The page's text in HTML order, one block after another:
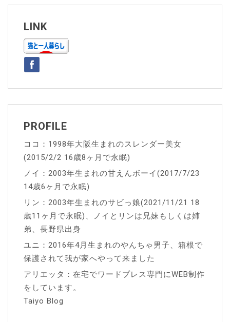
ビ
ゲ
ー
シ
ョ
ン
LINK
PROFILE
ココ：1998年大阪生まれのスレンダー美女
(2015/2/2 16歳8ヶ月で永眠)
ノイ：2003年生まれの甘えんボーイ(2017/7/23
14歳6ヶ月で永眠)
リン：2003年生まれのサビっ娘(2021/11/21 18
歳11ヶ月で永眠)、ノイとリンは兄妹もしくは姉
弟、長野県出身
ユニ：2016年4月生まれのやんちゃ男子、箱根で
保護されて我が家へやって来ました
アリエッタ：在宅でワードプレス専門にWEB制作
をしています。
Taiyo Blog